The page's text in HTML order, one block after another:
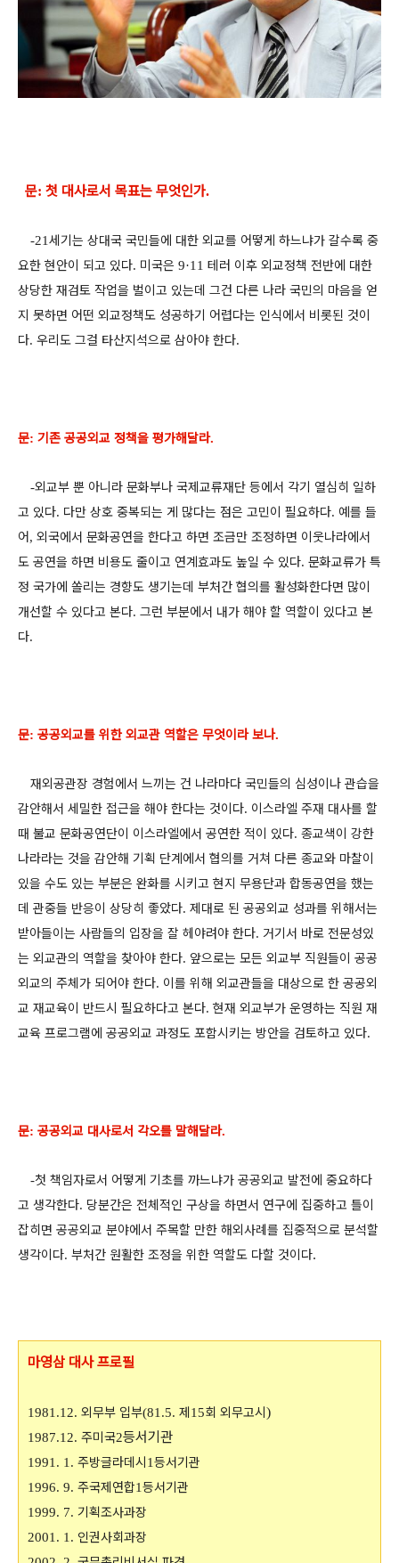
문: 첫 대사로서 목표는 무엇인가.
-21세기는 상대국 국민들에 대한 외교를 어떻게 하느냐가 갈수록 중
요한 현안이 되고 있다. 미국은 9·11 테러 이후 외교정책 전반에 대한
상당한 재검토 작업을 벌이고 있는데 그건 다른 나라 국민의 마음을 얻
지 못하면 어떤 외교정책도 성공하기 어렵다는 인식에서 비롯된 것이
다. 우리도 그걸 타산지석으로 삼아야 한다.
문: 기존 공공외교 정책을 평가해달라.
-외교부 뿐 아니라 문화부나 국제교류재단 등에서 각기 열심히 일하
고 있다. 다만 상호 중복되는 게 많다는 점은 고민이 필요하다. 예를 들
어, 외국에서 문화공연을 한다고 하면 조금만 조정하면 이웃나라에서
도 공연을 하면 비용도 줄이고 연계효과도 높일 수 있다. 문화교류가 특
정 국가에 쏠리는 경향도 생기는데 부처간 협의를 활성화한다면 많이
개선할 수 있다고 본다. 그런 부분에서 내가 해야 할 역할이 있다고 본
다.
문: 공공외교를 위한 외교관 역할은 무엇이라 보나.
재외공관장 경험에서 느끼는 건 나라마다 국민들의 심성이나 관습을
감안해서 세밀한 접근을 해야 한다는 것이다. 이스라엘 주재 대사를 할
때 불교 문화공연단이 이스라엘에서 공연한 적이 있다. 종교색이 강한
나라라는 것을 감안해 기획 단계에서 협의를 거쳐 다른 종교와 마찰이
있을 수도 있는 부분은 완화를 시키고 현지 무용단과 합동공연을 했는
데 관중들 반응이 상당히 좋았다. 제대로 된 공공외교 성과를 위해서는
받아들이는 사람들의 입장을 잘 헤야려야 한다. 거기서 바로 전문성있
는 외교관의 역할을 찾아야 한다. 앞으로는 모든 외교부 직원들이 공공
외교의 주체가 되어야 한다. 이를 위해 외교관들을 대상으로 한 공공외
교 재교육이 반드시 필요하다고 본다. 현재 외교부가 운영하는 직원 재
교육 프로그램에 공공외교 과정도 포함시키는 방안을 검토하고 있다.
문: 공공외교 대사로서 각오를 말해달라.
-첫 책임자로서 어떻게 기초를 까느냐가 공공외교 발전에 중요하다
고 생각한다. 당분간은 전체적인 구상을 하면서 연구에 집중하고 틀이
잡히면 공공외교 분야에서 주목할 만한 해외사례를 집중적으로 분석할
생각이다. 부처간 원활한 조정을 위한 역할도 다할 것이다.
마영삼 대사 프로필
1981.12. 외무부 입부(81.5. 제15회 외무고시)
1987.12. 주미국2등서기관
1991. 1. 주방글라데시1등서기관
1996. 9. 주국제연합1등서기관
1999. 7. 기획조사과장
2001. 1. 인권사회과장